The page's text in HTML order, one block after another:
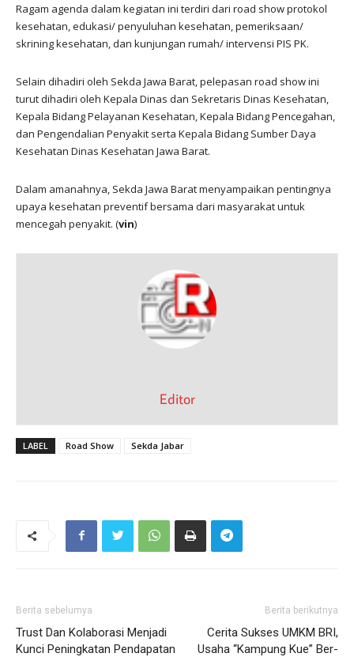
Ragam agenda dalam kegiatan ini terdiri dari road show protokol
kesehatan, edukasi/ penyuluhan kesehatan, pemeriksaan/
skrining kesehatan, dan kunjungan rumah/ intervensi PIS PK.
Selain dihadiri oleh Sekda Jawa Barat, pelepasan road show ini
turut dihadiri oleh Kepala Dinas dan Sekretaris Dinas Kesehatan,
Kepala Bidang Pelayanan Kesehatan, Kepala Bidang Pencegahan,
dan Pengendalian Penyakit serta Kepala Bidang Sumber Daya
Kesehatan Dinas Kesehatan Jawa Barat.
Dalam amanahnya, Sekda Jawa Barat menyampaikan pentingnya
upaya kesehatan preventif bersama dari masyarakat untuk
mencegah penyakit. (vin)
Editor
LABEL Road Show Sekda Jabar
Berita sebelumya
Trust Dan Kolaborasi Menjadi
Kunci Peningkatan Pendapatan
Berita berikutnya
Cerita Sukses UMKM BRI,
Usaha “Kampung Kue” Ber-